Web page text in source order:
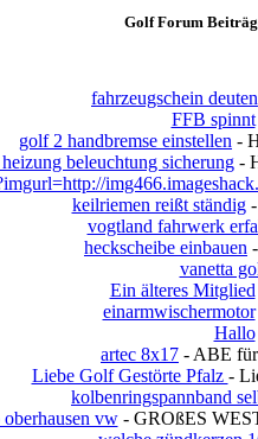
Golf Forum
fahrzeugschein deuten
FFB spinnt
golf 2 handbremse einstellen -
beleuchtung sicherung -
keilriemen reißt ständig-
vogtland fahrwerk
heckscheibe einbauen
vanetta
Ein älteres Mitglied
einarmwischermotor
Hallo
artec 8x17 - ABE
Liebe Golf Gestörte Pfalz -
kolbenringspannband
oberhausen vw- GROßES